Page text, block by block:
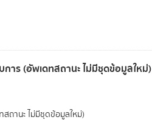
าร (อัพเดทสถานะ ไม่มีชุดข้อมูลใหม่)
ถานะ ไม่มีชุดข้อมูลใหม่)